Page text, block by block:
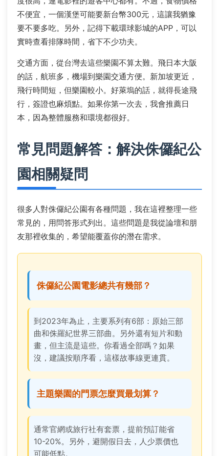
不便宜，一個漢堡可能要新台幣300元，這讓我猶豫
要不要多吃。另外，記得下載環球影城的APP，可以
實時查看排隊時間，省下不少功夫。
交通方面，從台灣去這些樂園不算太難。飛日本大阪
的話，航班多，機場到樂園交通方便。新加坡更近，
飛行時間短，但樂園較小。好萊塢的話，就得長途飛
行，簽證也麻煩點。如果你第一次去，我會推薦日
本，因為整體服務和環境都很好。
常見問題解答：解決侏儸紀公
園相關疑問
很多人對侏儸紀公園有各種問題，我在這裡整理一些
常見的，用問答形式列出。這些問題是我從論壇和朋
友那裡收集的，希望能覆蓋你的潛在需求。
侏儸紀公園電影總共有幾部？
到2023年為止，主要系列有6部：原始三部
曲和侏羅紀世界三部曲。另外還有短片和動
畫，但主流是這些。你看過全部嗎？如果
沒，建議按順序看，這樣故事線更連貫。
主題樂園的門票怎麼買最划算？
通常官網或旅行社有套票，提前預訂能省
10-20%。另外，避開假日去，人少票價也
可能低點。